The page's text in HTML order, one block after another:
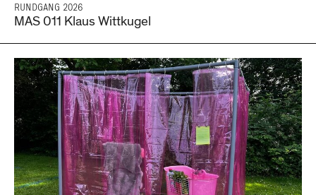
RUNDGANG 2026
MAS 011 Klaus Wittkugel